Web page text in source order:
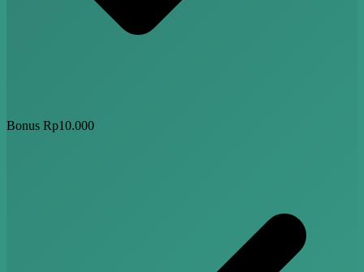
Bonus Rp10.000